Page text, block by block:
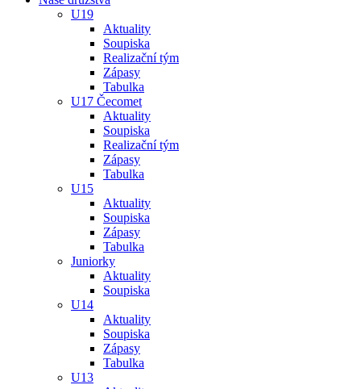
U19
Aktuality
Soupiska
Realizační tým
Zápasy
Tabulka
U17 Čecomet
Aktuality
Soupiska
Realizační tým
Zápasy
Tabulka
U15
Aktuality
Soupiska
Zápasy
Tabulka
Juniorky
Aktuality
Soupiska
U14
Aktuality
Soupiska
Zápasy
Tabulka
U13